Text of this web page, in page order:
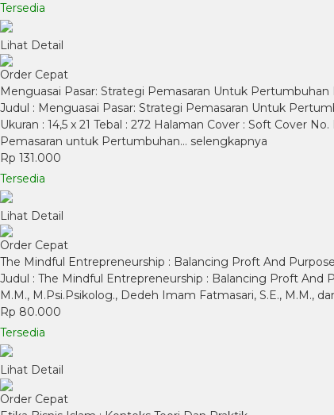
Tersedia
Lihat Detail
Order Cepat
Menguasai Pasar: Strategi Pemasaran Untuk Pertumbuhan
Judul : Menguasai Pasar: Strategi Pemasaran Untuk
Ukuran : 14,5 x 21 Tebal : 272 Halaman Cover : Soft Cover
Pemasaran untuk Pertumbuhan… selengkapnya
Rp 131.000
Tersedia
Lihat Detail
Order Cepat
The Mindful Entrepreneurship : Balancing Proft And
Judul : The Mindful Entrepreneurship : Balancing Proft And
M.M., M.Psi.Psikolog., Dedeh Imam Fatmasari, S.E., M.M.,
Rp 80.000
Tersedia
Lihat Detail
Order Cepat